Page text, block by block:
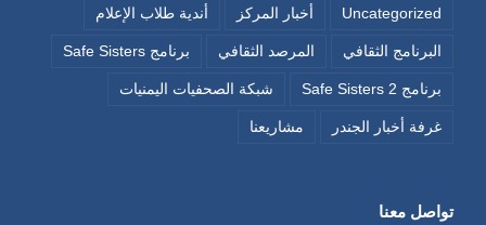
Uncategorized أخبار المركز أندية طلاب الإعلام
البرنامج الثقافي المرصد الثقافي برنامج Safe Sisters
برنامج Safe Sisters 2 شبكة الصحفيات اليمنيات
غرفة أخبار الجندر مشاريعنا
تواصل معنا